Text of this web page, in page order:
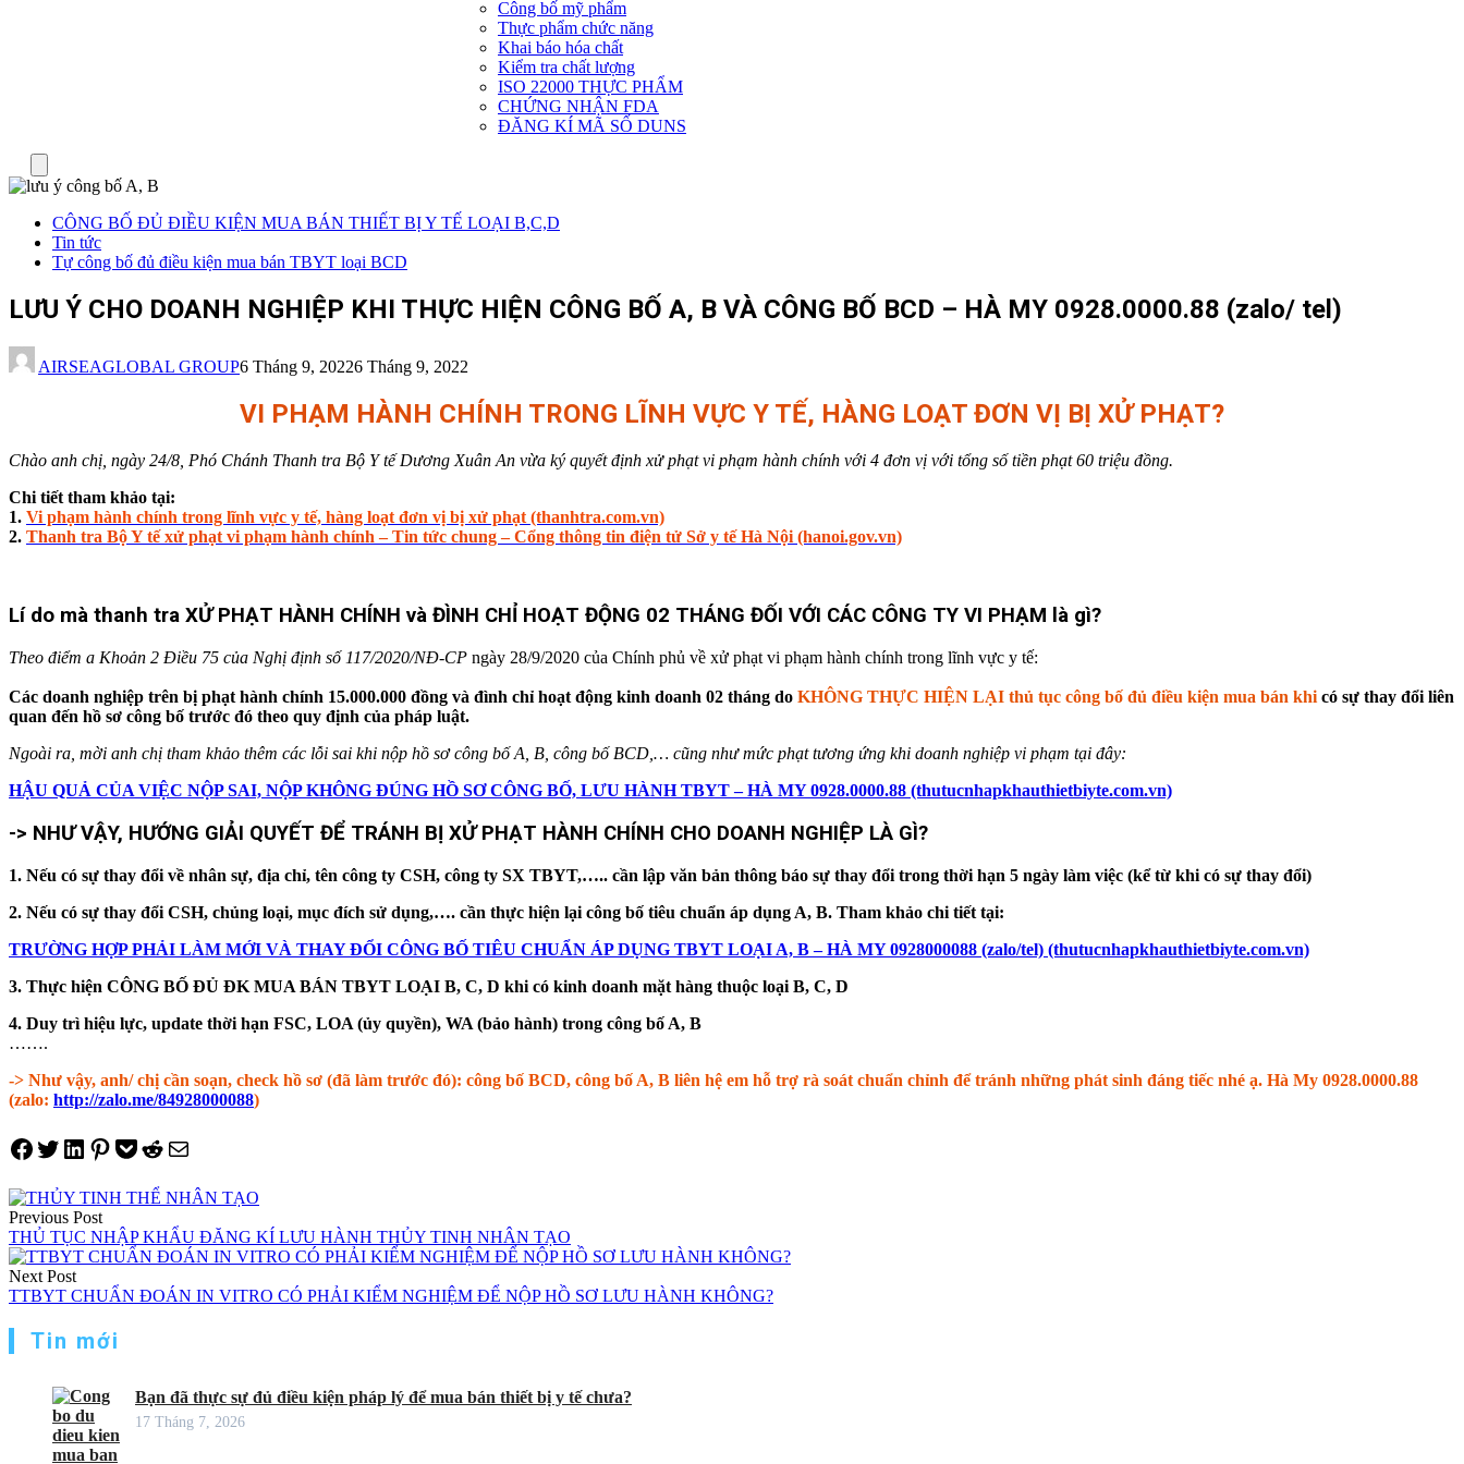
Dịch
vụ
khác
Công bố mỹ phẩm
Thực phẩm chức năng
Khai báo hóa chất
Kiểm tra chất lượng
ISO 22000 THỰC PHẨM
CHỨNG NHẬN FDA
ĐĂNG KÍ MÃ SỐ DUNS
CÔNG BỐ ĐỦ ĐIỀU KIỆN MUA BÁN THIẾT BỊ Y TẾ LOẠI B,C,D
Tin tức
Tự công bố đủ điều kiện mua bán TBYT loại BCD
LƯU Ý CHO DOANH NGHIỆP KHI THỰC HIỆN CÔNG BỐ A, B VÀ CÔNG BỐ BCD – HÀ MY 0928.0000.88 (zalo/ tel)
AIRSEAGLOBAL GROUP6 Tháng 9, 20226 Tháng 9, 2022
VI PHẠM HÀNH CHÍNH TRONG LĨNH VỰC Y TẾ, HÀNG LOẠT ĐƠN VỊ BỊ XỬ PHẠT?
Chào anh chị, ngày 24/8, Phó Chánh Thanh tra Bộ Y tế Dương Xuân An vừa ký quyết định xử phạt vi phạm hành chính với 4 đơn vị với tổng số tiền phạt 60 triệu đồng.
Chi tiết tham khảo tại:
1. Vi phạm hành chính trong lĩnh vực y tế, hàng loạt đơn vị bị xử phạt (thanhtra.com.vn)
2. Thanh tra Bộ Y tế xử phạt vi phạm hành chính – Tin tức chung – Cổng thông tin điện tử Sở y tế Hà Nội (hanoi.gov.vn)
Lí do mà thanh tra XỬ PHẠT HÀNH CHÍNH và ĐÌNH CHỈ HOẠT ĐỘNG 02 THÁNG ĐỐI VỚI CÁC CÔNG TY VI PHẠM là gì?
Theo điểm a Khoản 2 Điều 75 của Nghị định số 117/2020/NĐ-CP ngày 28/9/2020 của Chính phủ về xử phạt vi phạm hành chính trong lĩnh vực y tế:
Các doanh nghiệp trên bị phạt hành chính 15.000.000 đồng và đình chỉ hoạt động kinh doanh 02 tháng do KHÔNG THỰC HIỆN LẠI thủ tục công bố đủ điều kiện mua bán khi có sự thay đổi liên
quan đến hồ sơ công bố trước đó theo quy định của pháp luật.
Ngoài ra, mời anh chị tham khảo thêm các lỗi sai khi nộp hồ sơ công bố A, B, công bố BCD,… cũng như mức phạt tương ứng khi doanh nghiệp vi phạm tại đây:
HẬU QUẢ CỦA VIỆC NỘP SAI, NỘP KHÔNG ĐÚNG HỒ SƠ CÔNG BỐ, LƯU HÀNH TBYT – HÀ MY 0928.0000.88 (thutucnhapkhauthietbiyte.com.vn)
-> NHƯ VẬY, HƯỚNG GIẢI QUYẾT ĐỂ TRÁNH BỊ XỬ PHẠT HÀNH CHÍNH CHO DOANH NGHIỆP LÀ GÌ?
1. Nếu có sự thay đổi về nhân sự, địa chỉ, tên công ty CSH, công ty SX TBYT,….. cần lập văn bản thông báo sự thay đổi trong thời hạn 5 ngày làm việc (kể từ khi có sự thay đổi)
2. Nếu có sự thay đổi CSH, chủng loại, mục đích sử dụng,…. cần thực hiện lại công bố tiêu chuẩn áp dụng A, B. Tham khảo chi tiết tại:
TRƯỜNG HỢP PHẢI LÀM MỚI VÀ THAY ĐỔI CÔNG BỐ TIÊU CHUẨN ÁP DỤNG TBYT LOẠI A, B – HÀ MY 0928000088 (zalo/tel) (thutucnhapkhauthietbiyte.com.vn)
3. Thực hiện CÔNG BỐ ĐỦ ĐK MUA BÁN TBYT LOẠI B, C, D khi có kinh doanh mặt hàng thuộc loại B, C, D
4. Duy trì hiệu lực, update thời hạn FSC, LOA (ủy quyền), WA (bảo hành) trong công bố A, B
…….
-> Như vậy, anh/ chị cần soạn, check hồ sơ (đã làm trước đó): công bố BCD, công bố A, B liên hệ em hỗ trợ rà soát chuẩn chỉnh để tránh những phát sinh đáng tiếc nhé ạ. Hà My 0928.0000.88
(zalo: http://zalo.me/84928000088)
Share on Facebook
Tweet on Twitter
Share on LinkedIn
Pin on Pinterest
Save to pocket
Share on Reddit
Share via Email
Điều
hướng
bài
viết
Previous Post
THỦ TỤC NHẬP KHẨU ĐĂNG KÍ LƯU HÀNH THỦY TINH NHÂN TẠO
Next Post
TTBYT CHUẨN ĐOÁN IN VITRO CÓ PHẢI KIỂM NGHIỆM ĐỂ NỘP HỒ SƠ LƯU HÀNH KHÔNG?
Tin mới
Bạn đã thực sự đủ điều kiện pháp lý để mua bán thiết bị y tế chưa?
17 Tháng 7, 2026